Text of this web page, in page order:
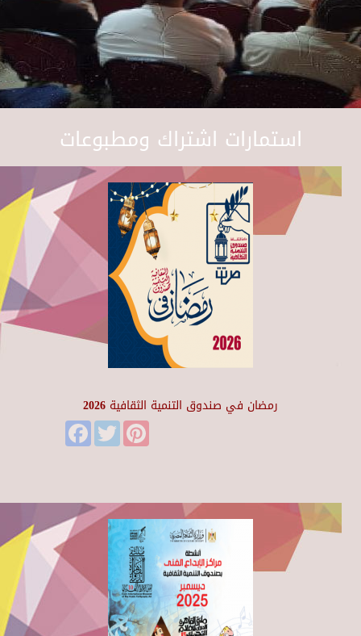
استمارات اشتراك ومطبوعات
رمضان في صندوق التنمية الثقافية 2026
FacebookTwitter